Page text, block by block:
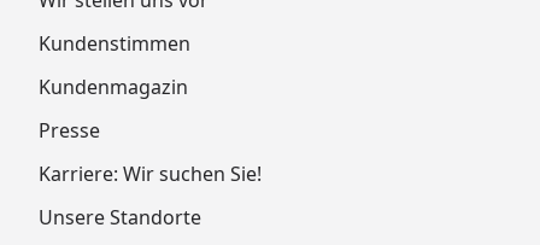
Kundenstimmen
Kundenmagazin
Presse
Karriere: Wir suchen Sie!
Unsere Standorte